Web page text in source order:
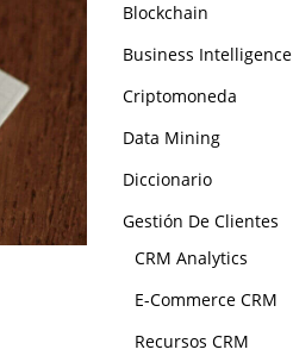
Blockchain
Business Intelligence
Criptomoneda
Data Mining
Diccionario
Gestión De Clientes
CRM Analytics
E-Commerce CRM
Recursos CRM